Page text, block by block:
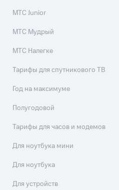
МТС Junior
МТС Мудрый
МТС Налегке
Тарифы для спутникового ТВ
Год на максимуме
Полугодовой
Тарифы для часов и модемов
Для ноутбука мини
Для ноутбука
Для устройств